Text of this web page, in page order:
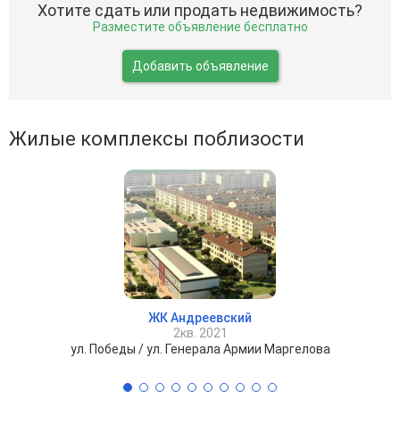
Хотите сдать или продать недвижимость?
Разместите объявление бесплатно
Добавить объявление
Жилые комплексы поблизости
ЖК Андреевский
2кв. 2021
ул. Победы / ул. Генерала Армии Маргелова